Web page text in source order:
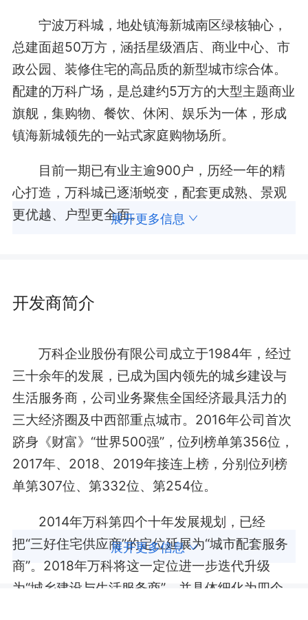
宁波万科城，地处镇海新城南区绿核轴心，
总建面超50万方，涵括星级酒店、商业中心、市
政公园、装修住宅的高品质的新型城市综合体。
配建的万科广场，是总建约5万方的大型主题商业
旗舰，集购物、餐饮、休闲、娱乐为一体，形成
镇海新城领先的一站式家庭购物场所。
目前一期已有业主逾900户，历经一年的精
心打造，万科城已逐渐蜕变，配套更成熟、景观
更优越、户型更全面。展开更多信息
开发商简介
万科企业股份有限公司成立于1984年，经过
三十余年的发展，已成为国内领先的城乡建设与
生活服务商，公司业务聚焦全国经济最具活力的
三大经济圈及中西部重点城市。2016年公司首次
跻身《财富》“世界500强”，位列榜单第356位，
2017年、2018、2019年接连上榜，分别位列榜
单第307位、第332位、第254位。
2014年万科第四个十年发展规划，已经
把“三好住宅供应商”的定位延展为“城市配套服务
商”。2018年万科将这一定位进一步迭代升级
为“城乡建设与生活服务商”，并具体细化为四个
展开更多信息